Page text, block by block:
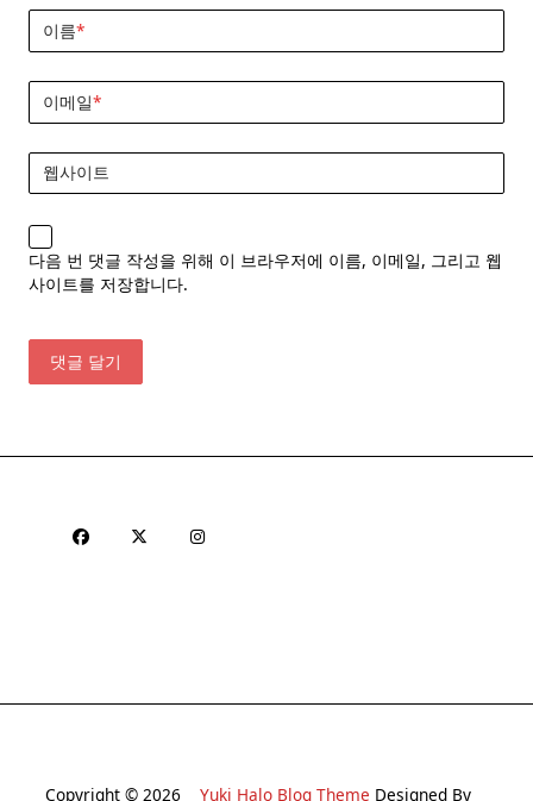
이름*
이메일*
웹사이트
다음 번 댓글 작성을 위해 이 브라우저에 이름, 이메일, 그리고 웹
사이트를 저장합니다.
Copyright © 2026 Yuki Halo Blog Theme Designed By